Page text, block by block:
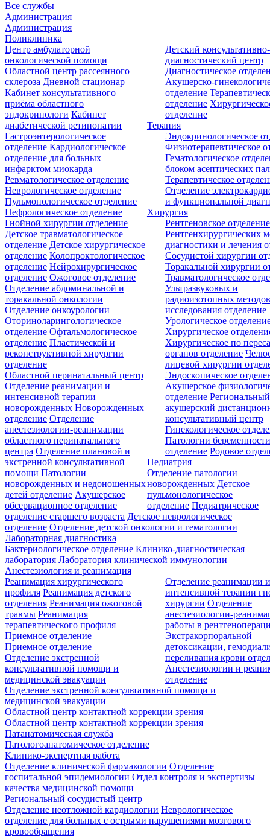
Все службы
Администрация
Администрация
Поликлиника
Центр амбулаторной
онкологической помощи
Областной центр рассеянного
склероза Дневной стационар
Кабинет консультативного
приёма областного
эндокринологи Кабинет
диабетической ретинопатии
Детский консультативно-
диагностический центр
Диагностическое
Акушерско-
отделение
отделение
отделение
Терапия
Гастроэнтерологическое
отделение Кардиологическое
отделение для больных
инфарктом миокарда
Ревматологическое отделение
Неврологическое отделение
Пульмонологическое отделение
Нефрологическое отделение
Эндокринологическое
Физиотерапевтическое
Гематологическое
блоком асептических
Терапевтическое
Отделение
и функциональной
Хирургия
Гнойной хирургии отделение
Детское травматологическое
отделение Детское хирургическое
отделение Колопроктологическое
отделение Нейрохирургическое
отделение Ожоговое отделение
Отделение абдоминальной и
торакальной онкологии
Отделение онкоурологии
Оториноларингологическое
отделение Офтальмологическое
отделение Пластической и
реконструктивной хирургии
отделение
Рентгеновское отделение
Рентгенхирургических
диагностики и лечения
Сосудистой хирургии
Торакальной хирургии
Травматологическое
Ультразвуковых и
радиоизотопных
исследования отделение
Урологическое
Хирургическое
Хирургическое по
органов отделение
лицевой хирургии
Эндоскопическое
Областной перинатальный центр
Отделение реанимации и
интенсивной терапии
новорожденных Новорожденных
отделение Отделение
анестезиологии-реанимации
областного перинатального
центра Отделение плановой и
экстренной консультативной
помощи Патологии
новорожденных и недоношенных
детей отделение Акушерское
обсервационное отделение
Акушерское
отделение Региональный
акушерский
консультативный центр
Гинекологическое
Патологии
отделение Родовое
Педиатрия
Отделение патологии
новорожденных Детское
пульмонологическое
отделение Педиатрическое
отделение старшего возраста Детское неврологическое
отделение Отделение детской онкологии и гематологии
Лабораторная диагностика
Бактериологическое отделение Клинико-диагностическая
лаборатория Лаборатория клинической иммунологии
Анестезиология и реанимация
Реанимация хирургического
профиля Реанимация детского
отделения Реанимация ожоговой
травмы Реанимация
терапевтического профиля
Отделение реанимации
интенсивной терапии
хирургии Отделение
анестезиологии-
работы в
Экстракорпоральной
детоксикации,
переливания крови
Анестезиологии и
отделение
Приемное отделение
Приемное отделение
Отделение экстренной
консультативной помощи и
медицинской эвакуации
Отделение экстренной консультативной помощи и
медицинской эвакуации
Областной центр контактной коррекции зрения
Областной центр контактной коррекции зрения
Патанатомическая служба
Патологоанатомическое отделение
Клинико-экспертная работа
Отделение клинической фармакологии Отделение
госпитальной эпидемиологии Отдел контроля и экспертизы
качества медицинской помощи
Региональный сосудистый центр
Отделение неотложной кардиологии Неврологическое
отделение для больных с острыми нарушениями мозгового
кровообращения